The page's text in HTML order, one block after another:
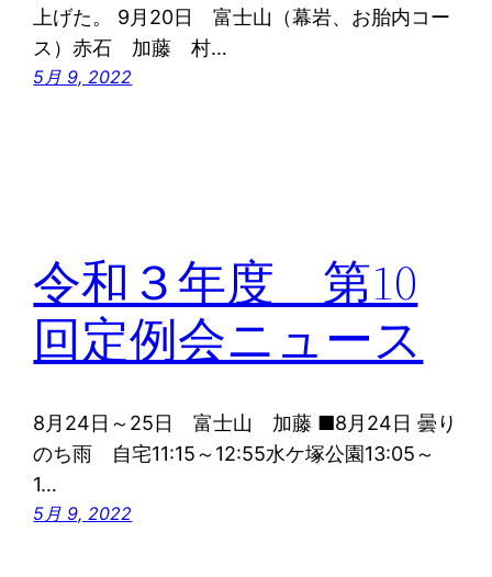
上げた。 9月20日 富士山（幕岩、お胎内コー
ス）赤石 加藤 村…
5月 9, 2022
令和３年度 第10
回定例会ニュース
8月24日～25日 富士山 加藤 ■8月24日 曇り
のち雨 自宅11:15～12:55水ケ塚公園13:05～
1…
5月 9, 2022